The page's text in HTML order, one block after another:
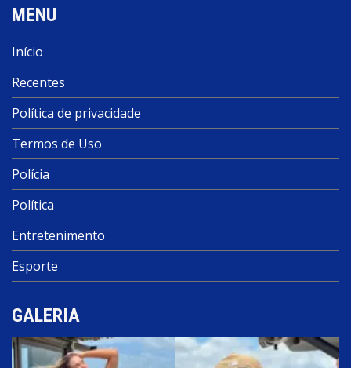
MENU
Início
Recentes
Política de privacidade
Termos de Uso
Polícia
Política
Entretenimento
Esporte
GALERIA